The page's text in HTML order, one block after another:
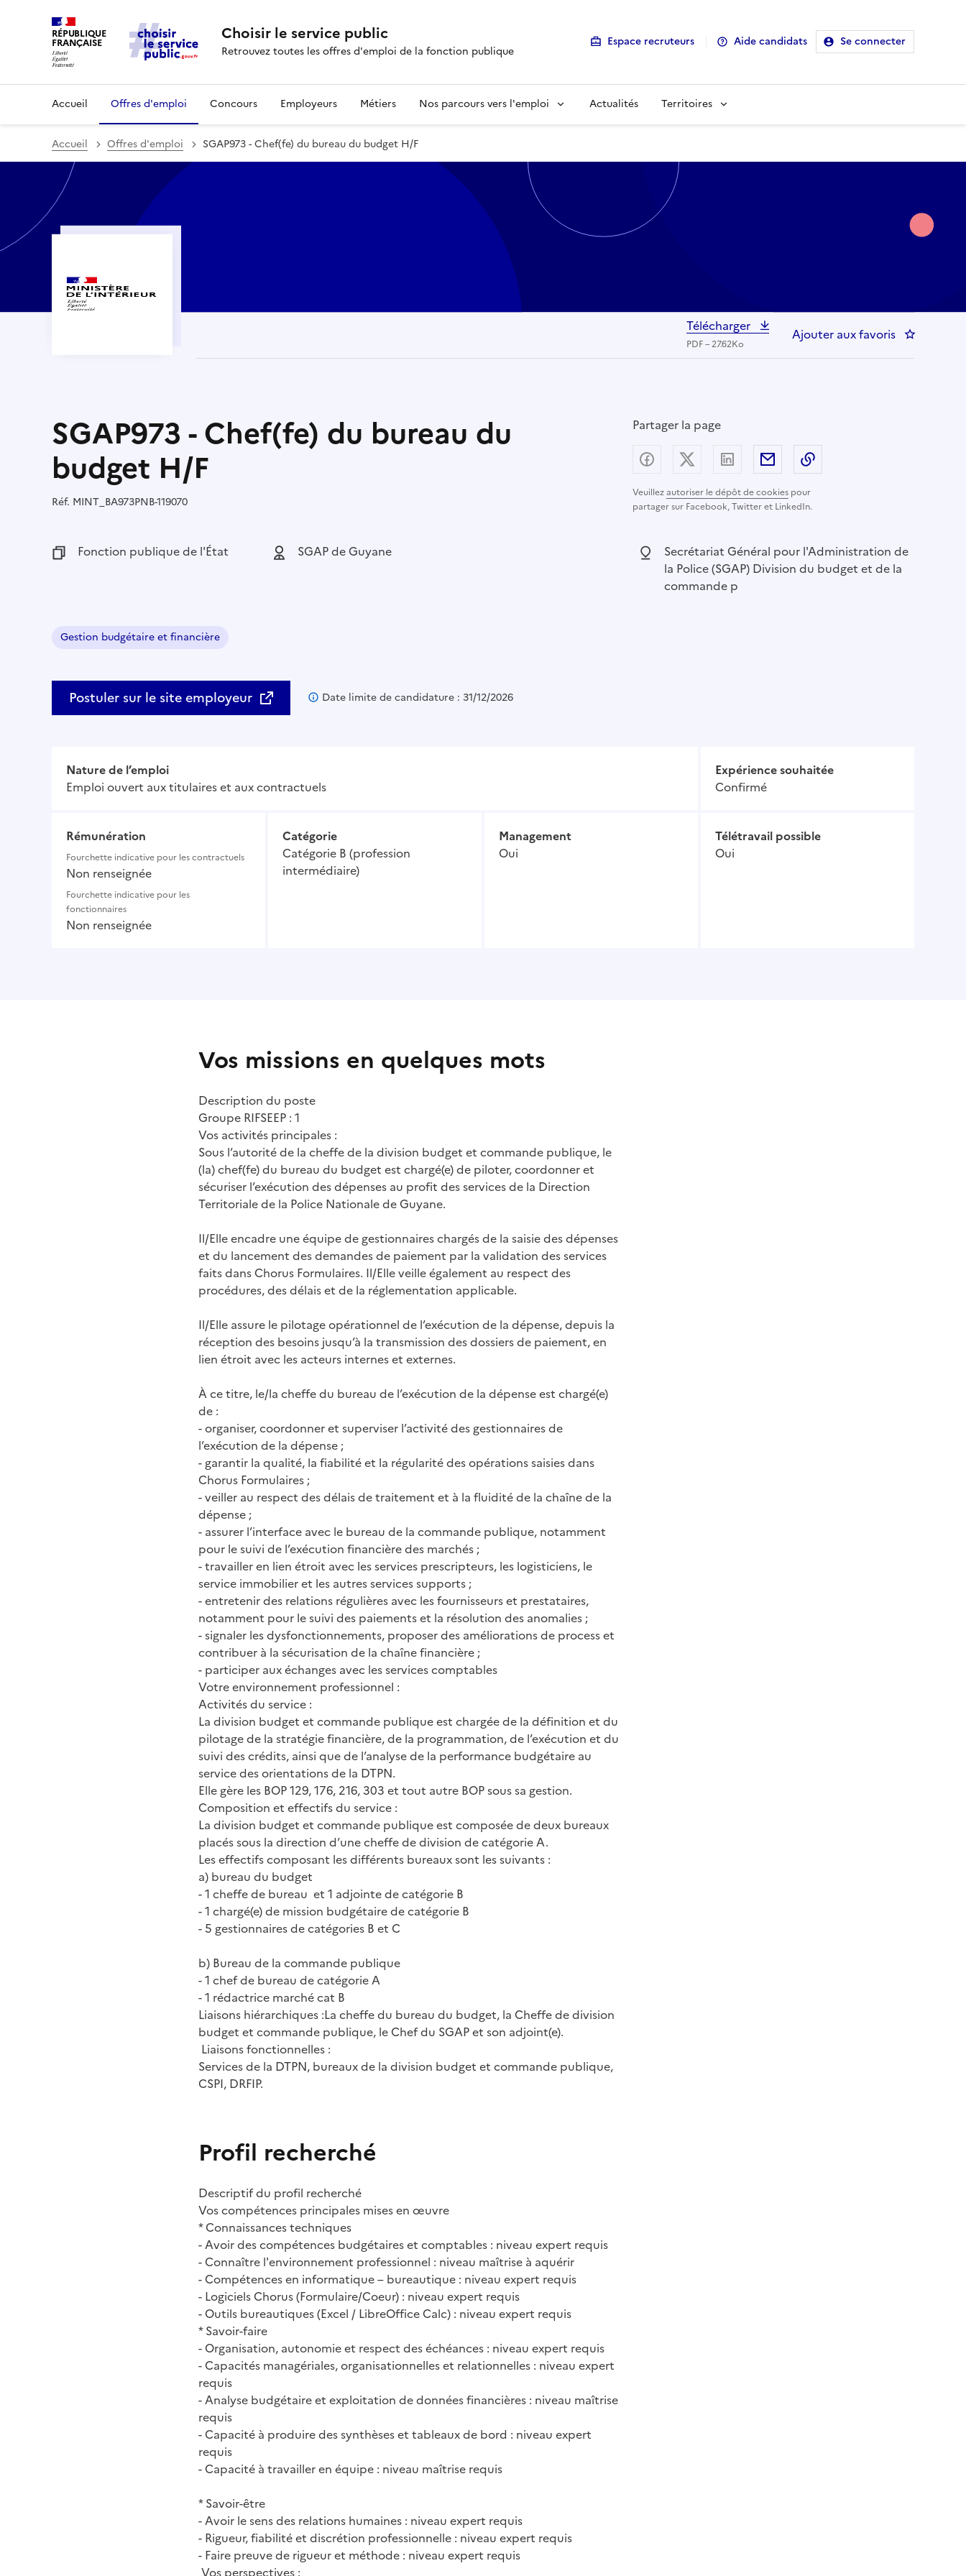
RÉPUBLIQUE
FRANÇAISE Choisir le service public
Retrouvez toutes les offres d'emploi de la fonction publique
Espace recruteurs Aide candidats Se connecter
Accueil Offres d'emploi Concours Employeurs Métiers Nos parcours vers l'emploi Actualités Territoires
Accueil Offres d'emploi SGAP973 - Chef(fe) du bureau du budget H/F
Télécharger
PDF – 27.62Ko
Ajouter aux favoris :
SGAP973 - Chef(fe) du bureau du
budget H/F
Partager la page
Veuillezautoriser le dépôt de cookies pour
partager sur Facebook, Twitter et LinkedIn.
Partager sur Facebook
Partager sur X (anciennement Twitter) -
Partager sur LinkedIn
Partager par email
Réf. Référence :
MINT_BA973PNB-119070
Fonction publique :
Fonction publique de l'État Employeur :
SGAP de Guyane Localisation :
Secrétariat Général pour l'Administration de
la Police (SGAP) Division du budget et de la
commande p
Gestion budgétaire et financière
Postuler sur le site employeur Date limite de candidature : 31/12/2026
Nature de l’emploi
Emploi ouvert aux titulaires et aux contractuels
Expérience souhaitée
Confirmé
Rémunération
Fourchette indicative pour les contractuels
Non renseignée
Fourchette indicative pour les
fonctionnaires
Non renseignée
Catégorie
Catégorie B (profession
intermédiaire)
Management
Oui
Télétravail possible
Oui
Vos missions en quelques mots
Description du poste
Groupe RIFSEEP : 1
Vos activités principales :
Sous l’autorité de la cheffe de la division budget et commande publique, le
(la) chef(fe) du bureau du budget est chargé(e) de piloter, coordonner et
sécuriser l’exécution des dépenses au profit des services de la Direction
Territoriale de la Police Nationale de Guyane.
Il/Elle encadre une équipe de gestionnaires chargés de la saisie des dépenses
et du lancement des demandes de paiement par la validation des services
faits dans Chorus Formulaires. Il/Elle veille également au respect des
procédures, des délais et de la réglementation applicable.
Il/Elle assure le pilotage opérationnel de l’exécution de la dépense, depuis la
réception des besoins jusqu’à la transmission des dossiers de paiement, en
lien étroit avec les acteurs internes et externes.
À ce titre, le/la cheffe du bureau de l’exécution de la dépense est chargé(e)
de :
- organiser, coordonner et superviser l’activité des gestionnaires de
l’exécution de la dépense ;
- garantir la qualité, la fiabilité et la régularité des opérations saisies dans
Chorus Formulaires ;
- veiller au respect des délais de traitement et à la fluidité de la chaîne de la
dépense ;
- assurer l’interface avec le bureau de la commande publique, notamment
pour le suivi de l’exécution financière des marchés ;
- travailler en lien étroit avec les services prescripteurs, les logisticiens, le
service immobilier et les autres services supports ;
- entretenir des relations régulières avec les fournisseurs et prestataires,
notamment pour le suivi des paiements et la résolution des anomalies ;
- signaler les dysfonctionnements, proposer des améliorations de process et
contribuer à la sécurisation de la chaîne financière ;
- participer aux échanges avec les services comptables
Votre environnement professionnel :
Activités du service :
La division budget et commande publique est chargée de la définition et du
pilotage de la stratégie financière, de la programmation, de l’exécution et du
suivi des crédits, ainsi que de l’analyse de la performance budgétaire au
service des orientations de la DTPN.
Elle gère les BOP 129, 176, 216, 303 et tout autre BOP sous sa gestion.
Composition et effectifs du service :
La division budget et commande publique est composée de deux bureaux
placés sous la direction d’une cheffe de division de catégorie A.
Les effectifs composant les différents bureaux sont les suivants :
a) bureau du budget
- 1 cheffe de bureau et 1 adjointe de catégorie B
- 1 chargé(e) de mission budgétaire de catégorie B
- 5 gestionnaires de catégories B et C
b) Bureau de la commande publique
- 1 chef de bureau de catégorie A
- 1 rédactrice marché cat B
Liaisons hiérarchiques :La cheffe du bureau du budget, la Cheffe de division
budget et commande publique, le Chef du SGAP et son adjoint(e).
Liaisons fonctionnelles :
Services de la DTPN, bureaux de la division budget et commande publique,
CSPI, DRFIP.
Profil recherché
Descriptif du profil recherché
Vos compétences principales mises en œuvre
* Connaissances techniques
- Avoir des compétences budgétaires et comptables : niveau expert requis
- Connaître l'environnement professionnel : niveau maîtrise à aquérir
- Compétences en informatique – bureautique : niveau expert requis
- Logiciels Chorus (Formulaire/Coeur) : niveau expert requis
- Outils bureautiques (Excel / LibreOffice Calc) : niveau expert requis
* Savoir-faire
- Organisation, autonomie et respect des échéances : niveau expert requis
- Capacités managériales, organisationnelles et relationnelles : niveau expert
requis
- Analyse budgétaire et exploitation de données financières : niveau maîtrise
requis
- Capacité à produire des synthèses et tableaux de bord : niveau expert
requis
- Capacité à travailler en équipe : niveau maîtrise requis
* Savoir-être
- Avoir le sens des relations humaines : niveau expert requis
- Rigueur, fiabilité et discrétion professionnelle : niveau expert requis
- Faire preuve de rigueur et méthode : niveau expert requis